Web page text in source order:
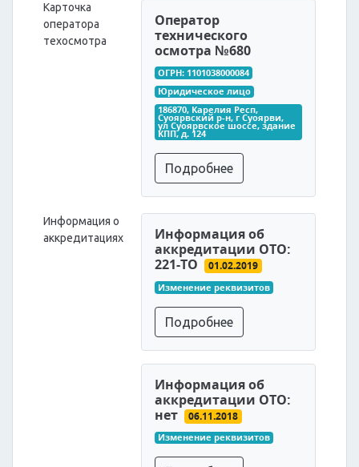
Карточка
оператора
техосмотра
Оператор
технического
осмотра №680
ОГРН: 1101038000084
Юридическое лицо
186870, Карелия Респ,
Суоярвский р-н, г Суоярви,
ул Суоярвское шоссе, здание
КПП, д. 124
Подробнее
Информация о
аккредитациях
Информация об
аккредитации ОТО:
221-ТО
01.02.2019
Изменение реквизитов
Подробнее
Информация об
аккредитации ОТО:
нет
06.11.2018
Изменение реквизитов